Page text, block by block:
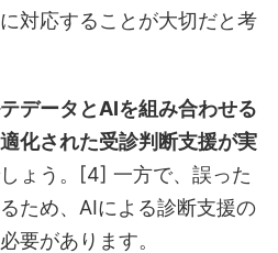
対応することが大切だと考
データとAIを組み合わせる
化された受診判断支援が実
ょう。[4] 一方で、誤った
ため、AIによる診断支援の
要があります。